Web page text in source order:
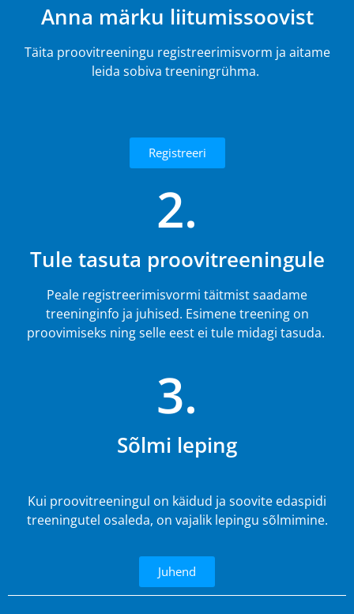
Anna märku liitumissoovist
Täita proovitreeningu registreerimisvorm ja aitame
leida sobiva treeningrühma.
Registreeri
2.
Tule tasuta proovitreeningule
Peale registreerimisvormi täitmist saadame
treeninginfo ja juhised. Esimene treening on
proovimiseks ning selle eest ei tule midagi tasuda.
3.
Sõlmi leping
Kui proovitreeningul on käidud ja soovite edaspidi
treeningutel osaleda, on vajalik lepingu sõlmimine.
Juhend